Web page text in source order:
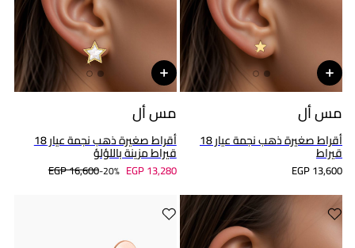
مس أل
أقراط صغيرة ذهب نجمة عيار 18
قيراط
EGP 13,600
مس أل
أقراط صغيرة ذهب نجمة عيار 18
قيراط مزينة باللؤلؤ
EGP 16,600 20%- EGP 13,280